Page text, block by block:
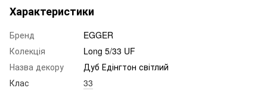
Характеристики
Бренд
EGGER
Колекція
Long 5/33 UF
Назва декору
Дуб Едінгтон світлий
Клас
33